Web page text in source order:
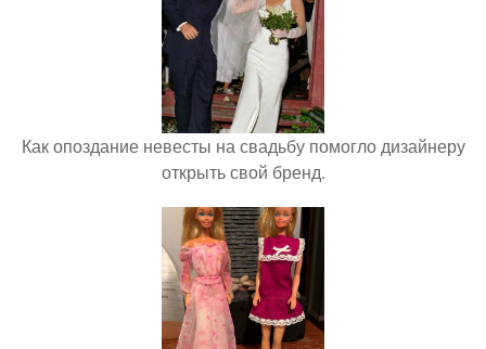
Как опоздание невесты на свадьбу помогло дизайнеру
открыть свой бренд.